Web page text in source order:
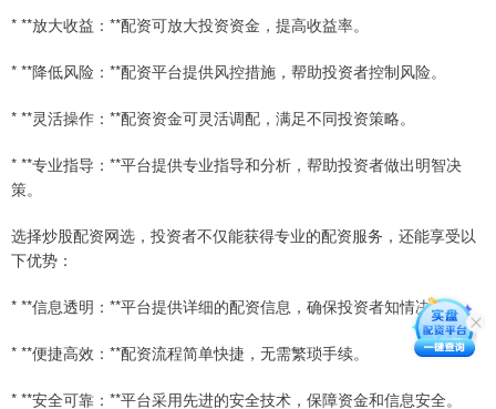
* **放大收益：**配资可放大投资资金，提高收益率。
* **降低风险：**配资平台提供风控措施，帮助投资者控制风险。
* **灵活操作：**配资资金可灵活调配，满足不同投资策略。
* **专业指导：**平台提供专业指导和分析，帮助投资者做出明智决
策。
选择炒股配资网选，投资者不仅能获得专业的配资服务，还能享受以
下优势：
* **信息透明：**平台提供详细的配资信息，确保投资者知情决策。
* **便捷高效：**配资流程简单快捷，无需繁琐手续。
* **安全可靠：**平台采用先进的安全技术，保障资金和信息安全。